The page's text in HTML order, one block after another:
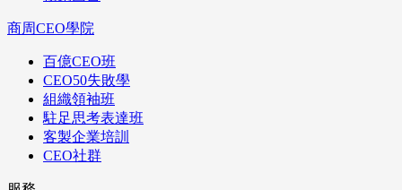
商周CEO學院
百億CEO班
CEO50失敗學
組織領袖班
駐足思考表達班
客製企業培訓
CEO社群